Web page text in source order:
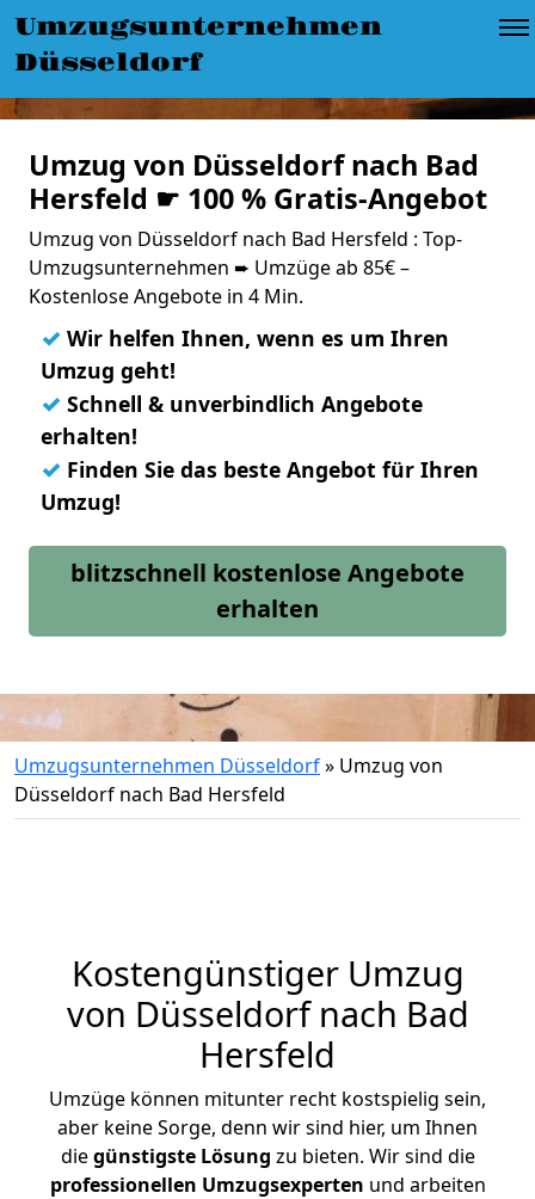
Umzugsunternehmen
Düsseldorf
Umzug von Düsseldorf nach Bad
Hersfeld ☛ 100 % Gratis-Angebot
Umzug von Düsseldorf nach Bad Hersfeld : Top-
Umzugsunternehmen ➨ Umzüge ab 85€ –
Kostenlose Angebote in 4 Min.
✓ Wir helfen Ihnen, wenn es um Ihren
Umzug geht!
✓ Schnell & unverbindlich Angebote
erhalten!
✓ Finden Sie das beste Angebot für Ihren
Umzug!
blitzschnell kostenlose Angebote
erhalten
Umzugsunternehmen Düsseldorf» Umzug von
Düsseldorf nach Bad Hersfeld
Kostengünstiger Umzug
von Düsseldorf nach Bad
Hersfeld
Umzüge können mitunter recht kostspielig sein,
aber keine Sorge, denn wir sind hier, um Ihnen
diegünstigste Lösung zu bieten. Wir sind die
professionellen Umzugsexperten und arbeiten